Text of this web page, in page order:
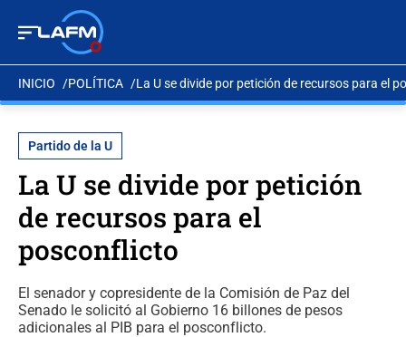
INICIO POLÍTICA La U se divide por petición de recursos para el
Partido de la U
La U se divide por petición
de recursos para el
posconflicto
El senador y copresidente de la Comisión de Paz del
Senado le solicitó al Gobierno 16 billones de pesos
adicionales al PIB para el posconflicto.